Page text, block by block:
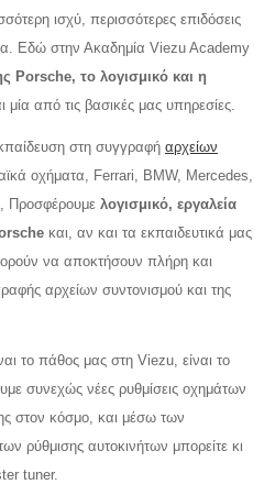
ισχύ, περισσότερες επιδόσεις
Εδώ στην Ακαδημία Viezu Academy
Porsche, το λογισμικό και η
μία από τις βασικές μας υπηρεσίες.
στη συγγραφή αρχείων
οχήματα, Ferrari, BMW, Mercedes,
Προσφέρουμε λογισμικό, εργαλεία
και, αν και τα εκπαιδευτικά μας
να αποκτήσουν πλήρη και
αρχείων συντονισμού και της
το πάθος μας στη Viezu, είναι το
συνεχώς νέες ρυθμίσεις οχημάτων
στον κόσμο, και μέσω των
ρύθμισης αυτοκινήτων μπορείτε κι
tuner.